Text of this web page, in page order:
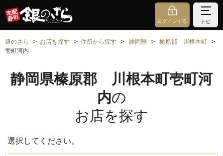
ログインする ナビ
銀のさら お店を探す 住所から探す 静岡県
榛原郡 川根本町
壱町河内
静岡県榛原郡 川根本町壱町河
内の
お店を探す
選択してください。